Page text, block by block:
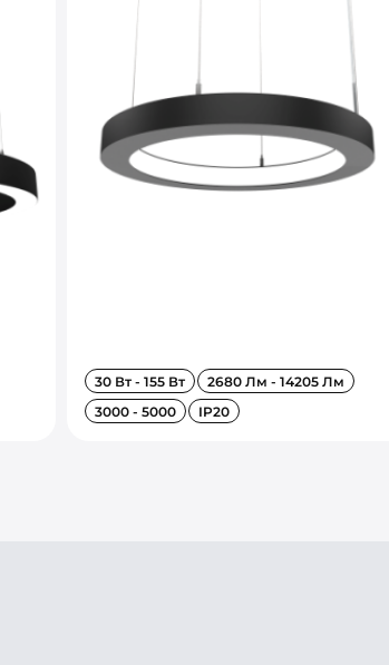
30 Вт - 155 Вт
2680 Лм - 14205 Лм
3000 - 5000
IP20